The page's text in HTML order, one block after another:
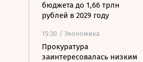
бюджета до 1,66 трлн
рублей в 2029 году
15:30 / Экономика
Прокуратура
заинтересовалась низким